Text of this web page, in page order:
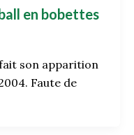
en bobettes
son apparition
Faute de